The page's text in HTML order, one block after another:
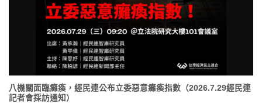
八機關面臨癱瘓，經民連公布立委惡意癱瘓指數（2026.7.29經民連
記者會採訪通知）